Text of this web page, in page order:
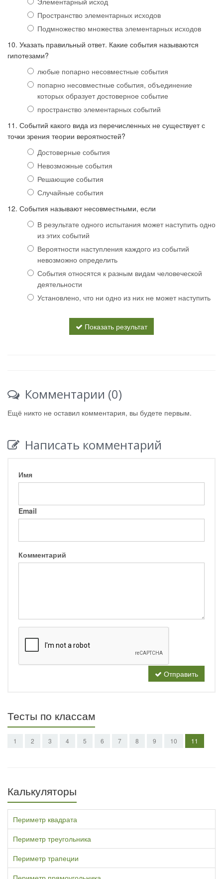
Пространство элементарных исходов
Подмножество множества элементарных исходов
10. Указать правильный ответ. Какие события называются
гипотезами?
любые попарно несовместные события
попарно несовместные события, объединение
которых образует достоверное событие
пространство элементарных событий
11. Событий какого вида из перечисленных не существует с
точки зрения теории вероятностей?
Достоверные события
Невозможные события
Решающие события
Случайные события
12. События называют несовместными, если
В результате одного испытания может наступить одно
из этих событий
Вероятности наступления каждого из событий
невозможно определить
События относятся к разным видам человеческой
деятельности
Установлено, что ни одно из них не может наступить
Показать результат
Комментарии (0)
Ещё никто не оставил комментария, вы будете первым.
Написать комментарий
Имя
Email
Комментарий
Отправить
Тесты по классам
1 2 3 4 5 6 7 8 9 10 11
Калькуляторы
Периметр квадрата
Периметр треугольника
Периметр трапеции